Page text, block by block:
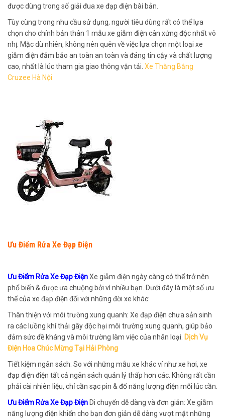
được dùng trong số giải đua xe đạp điện bài bản.
Tùy cùng trong nhu cầu sử dụng, người tiêu dùng rất có thể lựa
chọn cho chính bản thân 1 mẫu xe giẫm điện cân xứng độc nhất vô
nhị. Mặc dù nhiên, không nên quên về việc lựa chọn một loại xe
giẫm điện đảm bảo an toàn an toàn và đáng tin cậy và chất lượng
cao, nhất là lúc tham gia giao thông vận tải. Xe Thăng Bằng
Cruzee Hà Nội
Ưu Điểm Rửa Xe Đạp Điện
Ưu Điểm Rửa Xe Đạp ĐiệnXe giẫm điện ngày càng có thể trở nên
phổ biến & được ưa chuộng bởi vì nhiều bạn. Dưới đây là một số ưu
thế của xe đạp điện đối với những đời xe khác:
Thân thiện với môi trường xung quanh: Xe đạp điện chưa sản sinh
ra các luồng khí thải gây độc hại môi trường xung quanh, giúp bảo
đảm sức đề kháng và môi trường làm việc của nhân loại. Dịch Vụ
Điện Hoa Chúc Mừng Tại Hải Phòng
Tiết kiệm ngân sách: So với những mẫu xe khác ví như xe hơi, xe
đạp điện điện tất cả ngân sách quản lý thấp hơn các. Không rất cần
phải cài nhiên liệu, chỉ cần sạc pin & đổ năng lượng điện mỗi lúc cần.
Ưu Điểm Rửa Xe Đạp Điện Di chuyển dễ dàng và đơn giản: Xe giẫm
năng lượng điện khiến cho bạn đơn giản dễ dàng vượt mặt những